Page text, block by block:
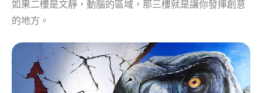
如果二樓是文靜，動腦的區域，那三樓就是讓你發揮創意
的地方。